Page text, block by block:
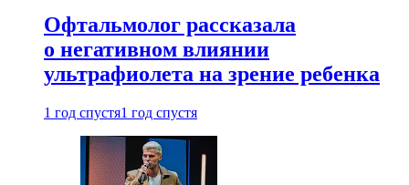
Офтальмолог рассказала
о негативном влиянии
ультрафиолета на зрение ребенка
1 год спустя1 год спустя